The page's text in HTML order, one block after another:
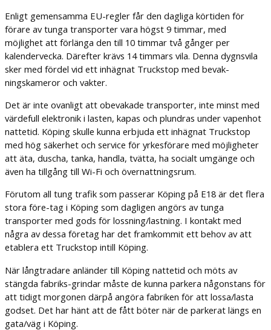
Enligt gemensamma EU-regler får den dagliga körtiden för
förare av tunga transporter vara högst 9 timmar, med
möjlighet att förlänga den till 10 timmar två gånger per
kalendervecka. Därefter krävs 14 timmars vila. Denna dygnsvila
sker med fördel vid ett inhägnat Truckstop med bevak-
ningskameror och vakter.
Det är inte ovanligt att obevakade transporter, inte minst med
värdefull elektronik i lasten, kapas och plundras under vapenhot
nattetid. Köping skulle kunna erbjuda ett inhägnat Truckstop
med hög säkerhet och service för yrkesförare med möjligheter
att äta, duscha, tanka, handla, tvätta, ha socialt umgänge och
även ha tillgång till Wi-Fi och övernattningsrum.
Förutom all tung trafik som passerar Köping på E18 är det flera
stora före-tag i Köping som dagligen angörs av tunga
transporter med gods för lossning/lastning. I kontakt med
några av dessa företag har det framkommit ett behov av att
etablera ett Truckstop intill Köping.
När långtradare anländer till Köping nattetid och möts av
stängda fabriks-grindar måste de kunna parkera någonstans för
att tidigt morgonen därpå angöra fabriken för att lossa/lasta
godset. Det har hänt att de fått böter när de parkerat längs en
gata/väg i Köping.